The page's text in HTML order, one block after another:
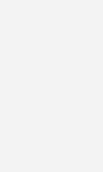
mit